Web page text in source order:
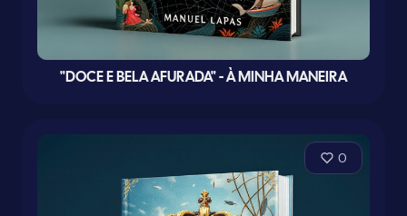
"DOCE E BELA AFURADA" - À MINHA MANEIRA
0